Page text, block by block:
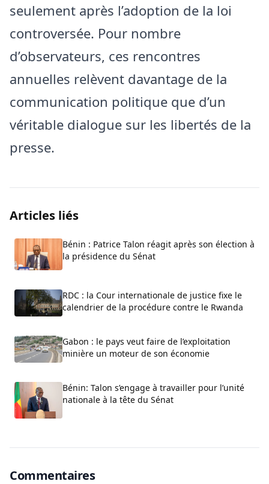
seulement après l’adoption de la loi
controversée. Pour nombre
d’observateurs, ces rencontres
annuelles relèvent davantage de la
communication politique que d’un
véritable dialogue sur les libertés de la
presse.
Articles liés
Bénin : Patrice Talon réagit après son élection à
la présidence du Sénat
RDC : la Cour internationale de justice fixe le
calendrier de la procédure contre le Rwanda
Gabon : le pays veut faire de l’exploitation
minière un moteur de son économie
Bénin: Talon s’engage à travailler pour l’unité
nationale à la tête du Sénat
Commentaires